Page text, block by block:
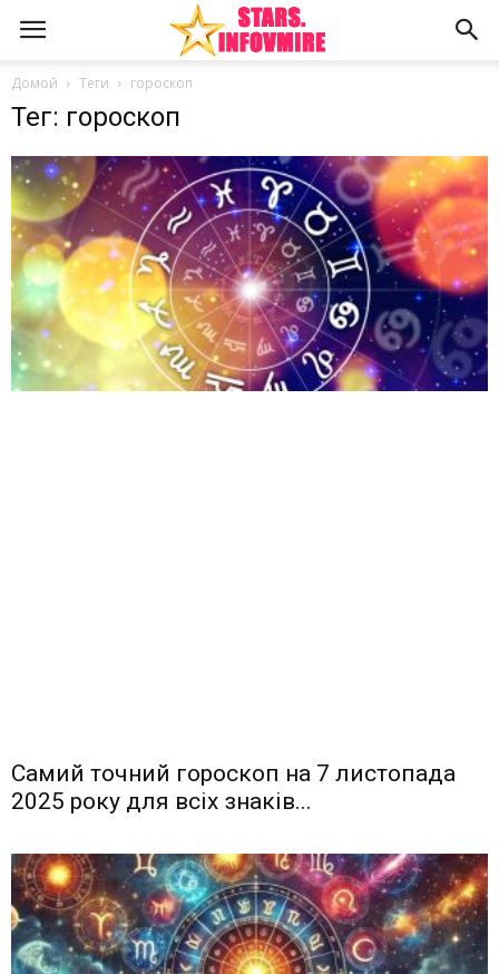
Домой Теги гороскоп
Тег: гороскоп
Самий точний гороскоп на 7 листопада
2025 року для всіх знаків...